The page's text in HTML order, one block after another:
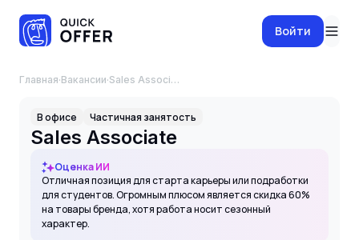
Войти
Главная·Вакансии· Sales Associate
В офисе Частичная занятость
Sales Associate
Оценка ИИ
Отличная позиция для старта карьеры или подработки
для студентов. Огромным плюсом является скидка 60%
на товары бренда, хотя работа носит сезонный
характер.